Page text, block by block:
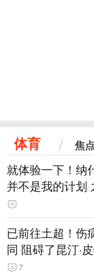
体育 焦
就体验一下！纳
并不是我的计划
已前往土超！伤
同 阻碍了昆汀·
7